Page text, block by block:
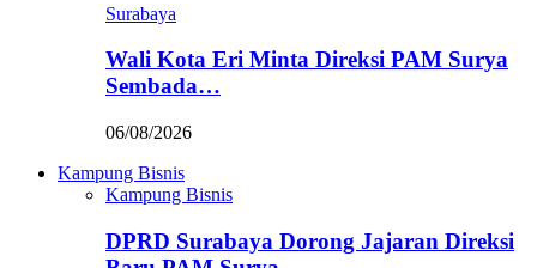
Surabaya
Wali Kota Eri Minta Direksi PAM Surya
Sembada…
06/08/2026
Kampung Bisnis
Kampung Bisnis
DPRD Surabaya Dorong Jajaran Direksi